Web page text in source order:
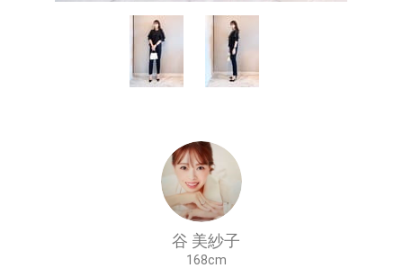
谷 美紗子
168cm